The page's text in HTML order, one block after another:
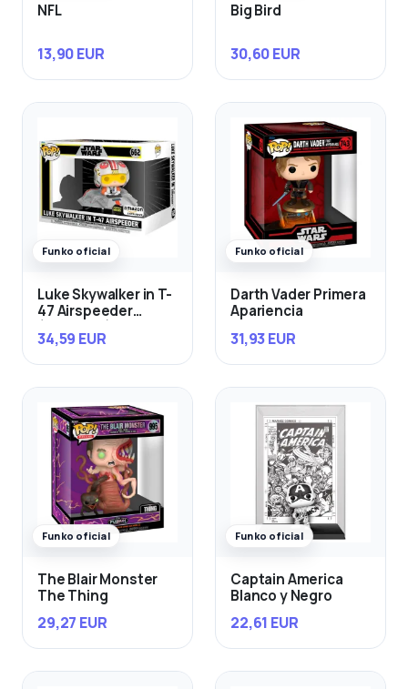
NFL
13,90 EUR
Big Bird
30,60 EUR
Funko oficial
Luke Skywalker in T-
47 Airspeeder
34,59 EUR
Funko oficial
Darth Vader Primera
Apariencia
31,93 EUR
Funko oficial
The Blair Monster
The Thing
29,27 EUR
Funko oficial
Captain America
Blanco y Negro
22,61 EUR